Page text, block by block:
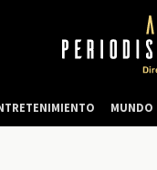
MUNDO